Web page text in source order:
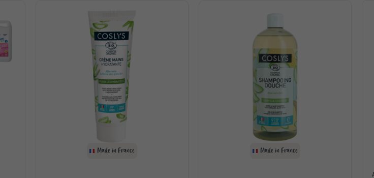
Made in France Made in France